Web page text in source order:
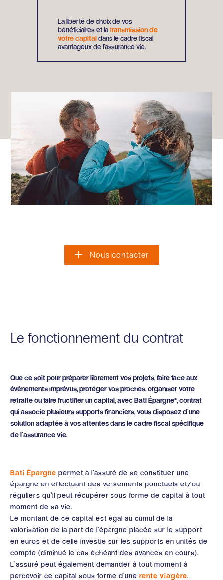
La liberté de choix de vos
bénéficiaires et latransmission de
votre capitaldans le cadre fiscal
avantageux de l’assurance vie.
Nous contacter
Le fonctionnement du contrat
Que ce soit pour préparer librement vos projets, faire face aux
événements imprévus, protéger vos proches, organiser votre
retraite ou faire fructifier un capital, avec Bati Épargne*, contrat
qui associe plusieurs supports financiers, vous disposez d’une
solution adaptée à vos attentes dans le cadre fiscal spécifique
de l’assurance vie.
Bati Épargne permet à l’assuré de se constituer une
épargne en effectuant des versements ponctuels et/ou
réguliers qu’il peut récupérer sous forme de capital à tout
moment de sa vie.
Le montant de ce capital est égal au cumul de la
valorisation de la part de l’épargne placée sur le support
en euros et de celle investie sur les supports en unités de
compte (diminué le cas échéant des avances en cours).
L’assuré peut également demander à tout moment à
percevoir ce capital sous forme d’unerente viagère.